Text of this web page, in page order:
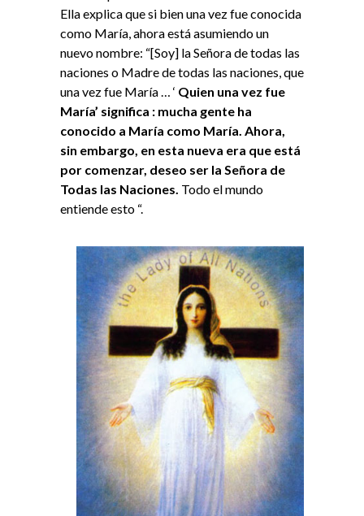
Ella explica que si bien una vez fue conocida
como María, ahora está asumiendo un
nuevo nombre: “[Soy] la Señora de todas las
naciones o Madre de todas las naciones, que
una vez fue María … ‘ Quien una vez fue
María’ significa : mucha gente ha
conocido a María como María. Ahora,
sin embargo, en esta nueva era que está
por comenzar, deseo ser la Señora de
Todas las Naciones. Todo el mundo
entiende esto “.